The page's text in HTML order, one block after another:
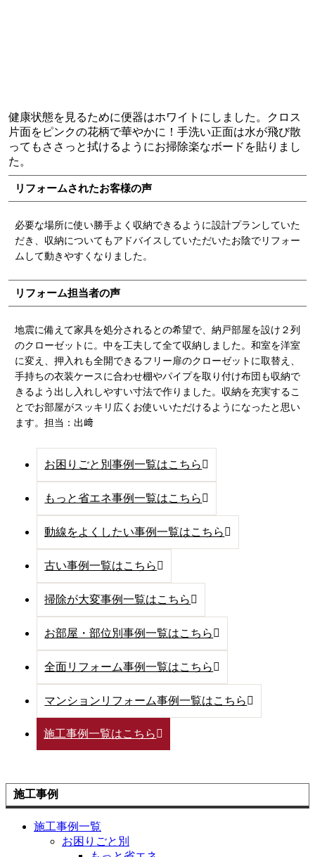
健康状態を見るために便器はホワイトにしました。クロス
片面をピンクの花柄で華やかに！手洗い正面は水が飛び散
ってもささっと拭けるようにお掃除楽なボードを貼りまし
た。
リフォームされたお客様の声
必要な場所に使い勝手よく収納できるように設計プランしていた
だき、収納についてもアドバイスしていただいたお陰でリフォー
ムして動きやすくなりました。
リフォーム担当者の声
地震に備えて家具を処分されるとの希望で、納戸部屋を設け２列
のクローゼットに。中を工夫して全て収納しました。和室を洋室
に変え、押入れも全開できるフリー扉のクローゼットに取替え、
手持ちの衣装ケースに合わせ棚やパイプを取り付け布団も収納で
きるよう出し入れしやすい寸法で作りました。収納を充実するこ
とでお部屋がスッキリ広くお使いいただけるようになったと思い
ます。担当：出﨑
お困りごと別事例一覧はこちら
もっと省エネ事例一覧はこちら
動線をよくしたい事例一覧はこちら
古い事例一覧はこちら
掃除が大変事例一覧はこちら
お部屋・部位別事例一覧はこちら
全面リフォーム事例一覧はこちら
マンションリフォーム事例一覧はこちら
施工事例一覧はこちら
施工事例
施工事例一覧
お困りごと別